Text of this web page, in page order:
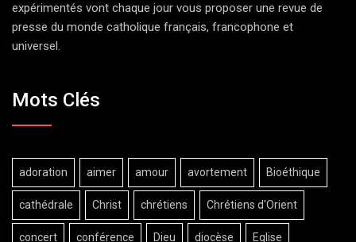
expérimentés vont chaque jour vous proposer une revue de
presse du monde catholique français, francophone et
universel.
Mots Clés
adoration aimer amour avortement Bioéthique
cathédrale Christ chrétiens Chrétiens d'Orient
concert conférence Dieu diocèse Eglise